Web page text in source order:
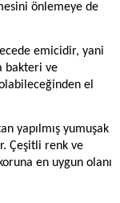
önlemeye de
emicidir, yani
bakteri ve
el
yapılmış yumuşak
Çeşitli renk ve
en uygun olanı